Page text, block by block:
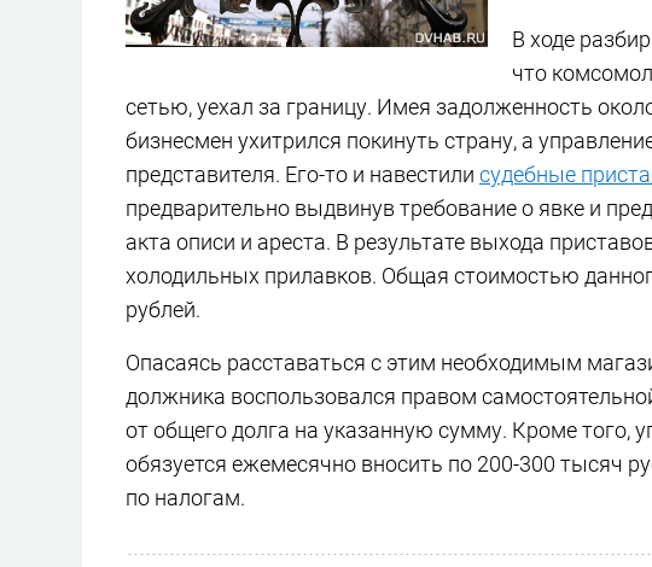
В ходе
что
сетью, уехал за границу. Имея задолженность
бизнесмен ухитрился покинуть страну, а
представителя. Его-то и навестили судебные
предварительно выдвинув требование о явке и
акта описи и ареста. В результате выхода
холодильных прилавков. Общая стоимостью
рублей.
Опасаясь расставаться с этим необходимым
должника воспользовался правом
от общего долга на указанную сумму. Кроме того,
обязуется ежемесячно вносить по 200-300 тысяч
по налогам.